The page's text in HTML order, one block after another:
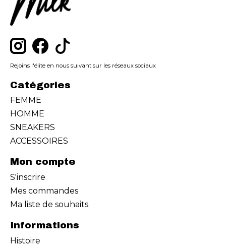
Rejoins l'élite en nous suivant sur les réseaux sociaux
Catégories
FEMME
HOMME
SNEAKERS
ACCESSOIRES
Mon compte
S'inscrire
Mes commandes
Ma liste de souhaits
Informations
Histoire